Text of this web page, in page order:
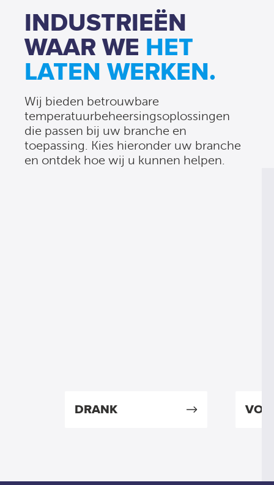
INDUSTRIEËN
WAAR WE HET
LATEN WERKEN.
Wij bieden betrouwbare
temperatuurbeheersingsoplossingen
die passen bij uw branche en
toepassing. Kies hieronder uw branche
en ontdek hoe wij u kunnen helpen.
DRANK